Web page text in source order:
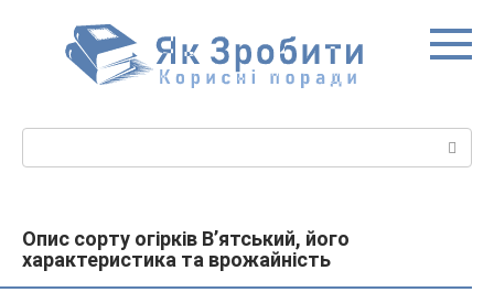
Опис сорту огірків В’ятський, його
характеристика та врожайність